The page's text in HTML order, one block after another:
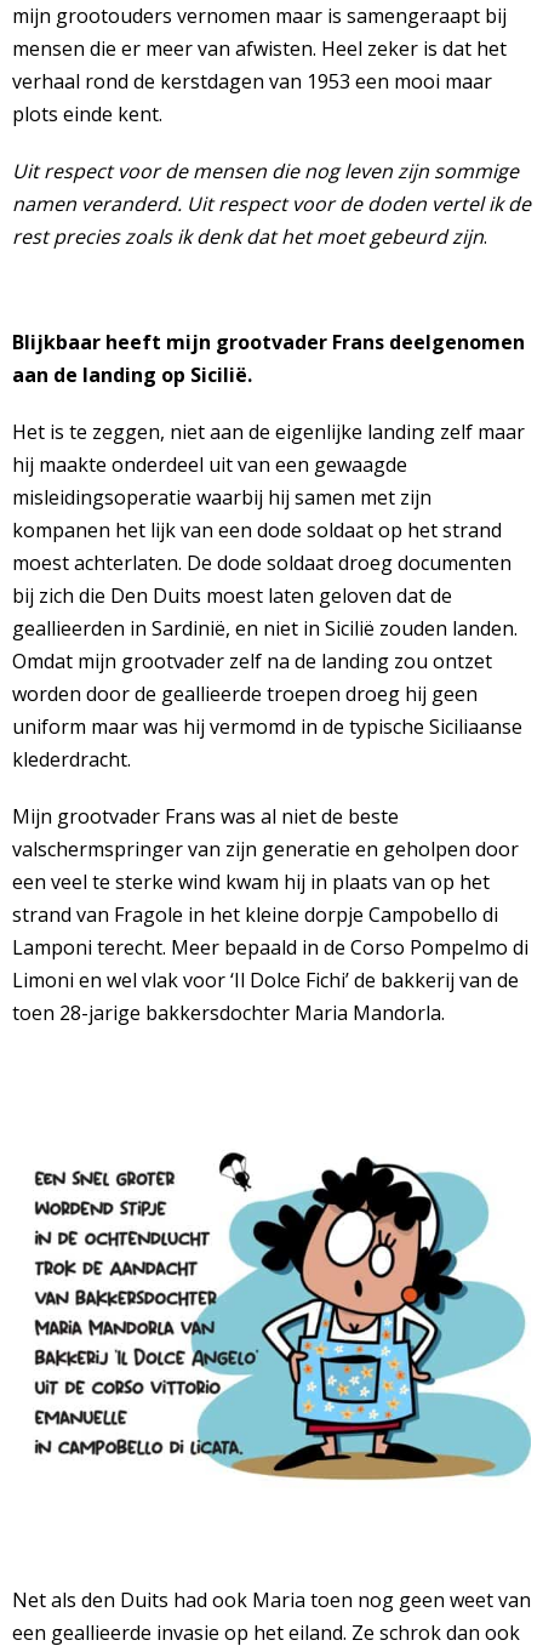
mijn grootouders vernomen maar is samengeraapt bij
mensen die er meer van afwisten. Heel zeker is dat het
verhaal rond de kerstdagen van 1953 een mooi maar
plots einde kent.
Uit respect voor de mensen die nog leven zijn sommige
namen veranderd. Uit respect voor de doden vertel ik de
rest precies zoals ik denk dat het moet gebeurd zijn.
Blijkbaar heeft mijn grootvader Frans deelgenomen
aan de landing op Sicilië.
Het is te zeggen, niet aan de eigenlijke landing zelf maar
hij maakte onderdeel uit van een gewaagde
misleidingsoperatie waarbij hij samen met zijn
kompanen het lijk van een dode soldaat op het strand
moest achterlaten. De dode soldaat droeg documenten
bij zich die Den Duits moest laten geloven dat de
geallieerden in Sardinië, en niet in Sicilië zouden landen.
Omdat mijn grootvader zelf na de landing zou ontzet
worden door de geallieerde troepen droeg hij geen
uniform maar was hij vermomd in de typische Siciliaanse
klederdracht.
Mijn grootvader Frans was al niet de beste
valschermspringer van zijn generatie en geholpen door
een veel te sterke wind kwam hij in plaats van op het
strand van Fragole in het kleine dorpje Campobello di
Lamponi terecht. Meer bepaald in de Corso Pompelmo di
Limoni en wel vlak voor ‘Il Dolce Fichi’ de bakkerij van de
toen 28-jarige bakkersdochter Maria Mandorla.
Net als den Duits had ook Maria toen nog geen weet van
een geallieerde invasie op het eiland. Ze schrok dan ook